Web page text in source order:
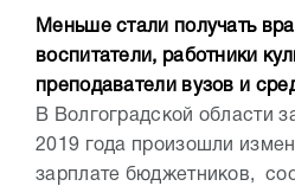
Меньше стали получать
воспитатели, работники
преподаватели вузов и
В Волгоградской области
2019 года произошли
зарплате бюджетников,